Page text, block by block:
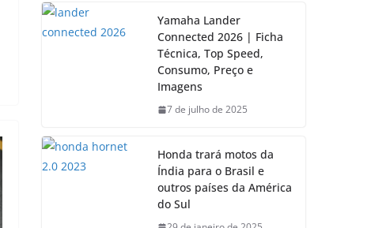
Yamaha Lander
Connected 2026 | Ficha
Técnica, Top Speed,
Consumo, Preço e
Imagens
7 de julho de 2025
Honda trará motos da
Índia para o Brasil e
outros países da América
do Sul